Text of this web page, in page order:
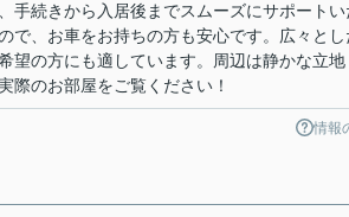
手続きから入居後までスムーズにサポートい
で、お車をお持ちの方も安心です。広々とし
望の方にも適しています。周辺は静かな立地
際のお部屋をご覧ください！
情報